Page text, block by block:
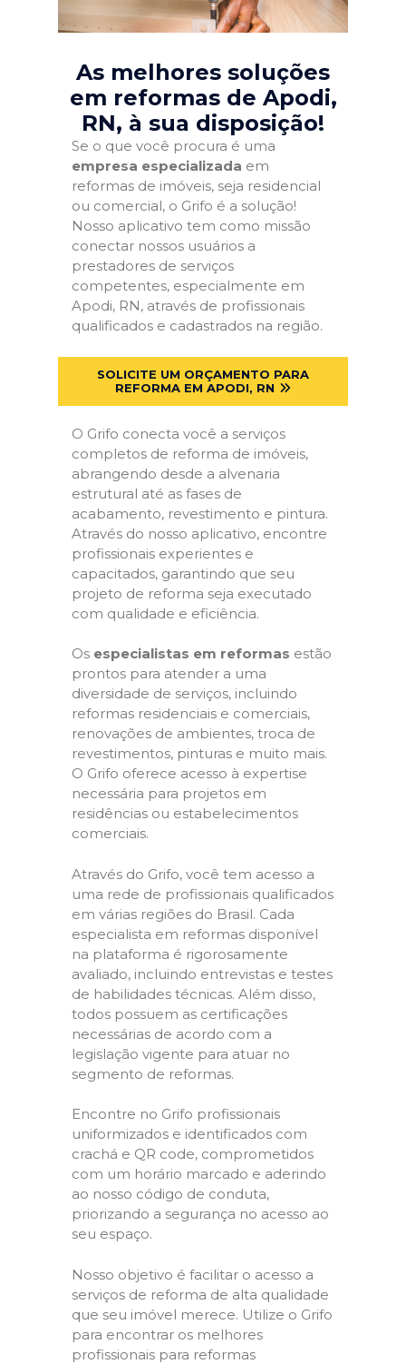
As melhores soluções
em reformas de Apodi,
RN, à sua disposição!
Se o que você procura é uma
empresa especializada em
reformas de imóveis, seja residencial
ou comercial, o Grifo é a solução!
Nosso aplicativo tem como missão
conectar nossos usuários a
prestadores de serviços
competentes, especialmente em
Apodi, RN, através de profissionais
qualificados e cadastrados na região.
SOLICITE UM ORÇAMENTO PARA
REFORMA EM APODI, RN
O Grifo conecta você a serviços
completos de reforma de imóveis,
abrangendo desde a alvenaria
estrutural até as fases de
acabamento, revestimento e pintura.
Através do nosso aplicativo, encontre
profissionais experientes e
capacitados, garantindo que seu
projeto de reforma seja executado
com qualidade e eficiência.
Os especialistas em reformas estão
prontos para atender a uma
diversidade de serviços, incluindo
reformas residenciais e comerciais,
renovações de ambientes, troca de
revestimentos, pinturas e muito mais.
O Grifo oferece acesso à expertise
necessária para projetos em
residências ou estabelecimentos
comerciais.
Através do Grifo, você tem acesso a
uma rede de profissionais qualificados
em várias regiões do Brasil. Cada
especialista em reformas disponível
na plataforma é rigorosamente
avaliado, incluindo entrevistas e testes
de habilidades técnicas. Além disso,
todos possuem as certificações
necessárias de acordo com a
legislação vigente para atuar no
segmento de reformas.
Encontre no Grifo profissionais
uniformizados e identificados com
crachá e QR code, comprometidos
com um horário marcado e aderindo
ao nosso código de conduta,
priorizando a segurança no acesso ao
seu espaço.
Nosso objetivo é facilitar o acesso a
serviços de reforma de alta qualidade
que seu imóvel merece. Utilize o Grifo
para encontrar os melhores
profissionais para reformas